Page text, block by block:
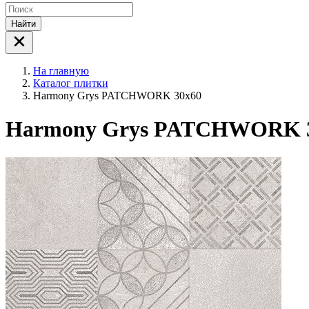
Найти
На главную
Каталог плитки
Harmony Grys PATCHWORK 30x60
Harmony Grys PATCHWORK